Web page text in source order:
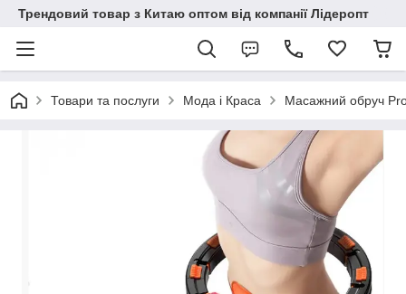
Трендовий товар з Китаю оптом від компанії Лідеропт
Товари та послуги Мода і Краса Масажний обруч